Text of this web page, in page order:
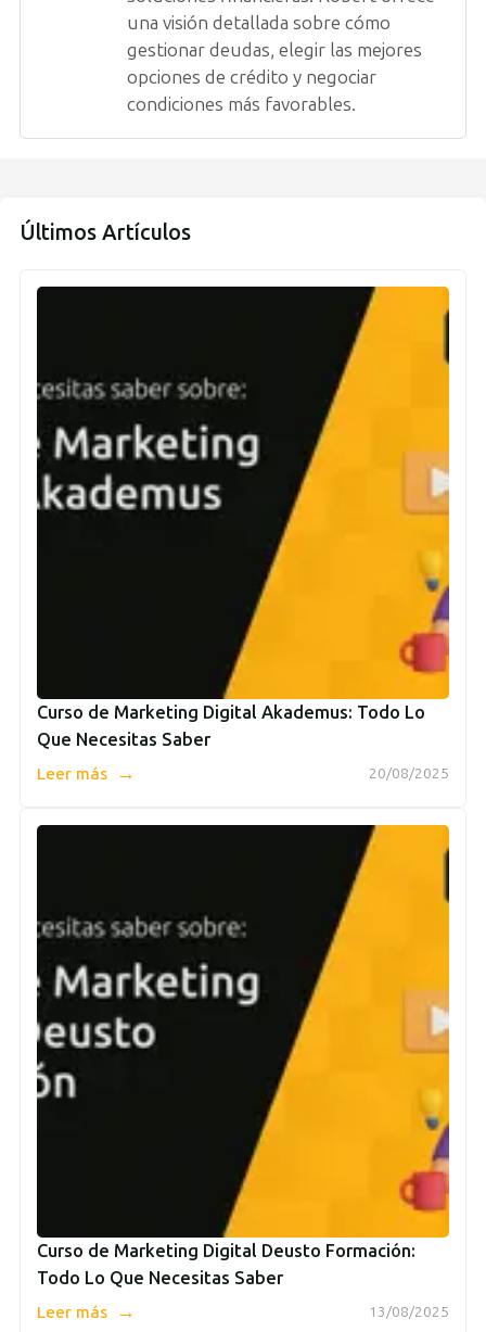
una visión detallada sobre cómo
gestionar deudas, elegir las mejores
opciones de crédito y negociar
condiciones más favorables.
Últimos Artículos
Curso de Marketing Digital Akademus: Todo Lo
Que Necesitas Saber
20/08/2025
Leer más →
Curso de Marketing Digital Deusto Formación:
Todo Lo Que Necesitas Saber
13/08/2025
Leer más →